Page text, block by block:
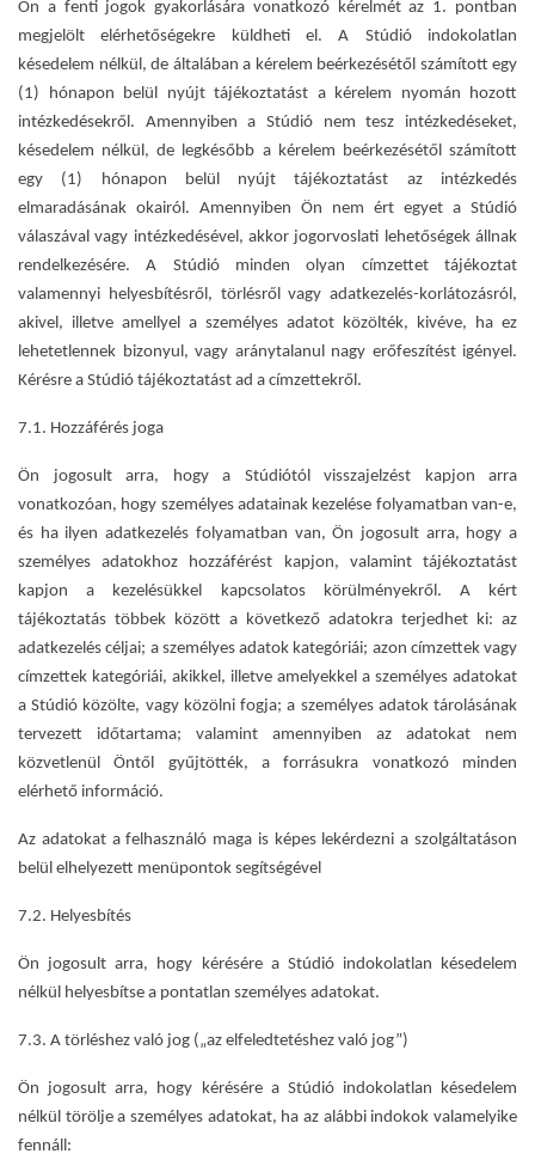
Ön a fenti jogok gyakorlására vonatkozó kérelmét az 1. pontban
megjelölt elérhetőségekre küldheti el. A Stúdió indokolatlan
késedelem nélkül, de általában a kérelem beérkezésétől számított egy
(1) hónapon belül nyújt tájékoztatást a kérelem nyomán hozott
intézkedésekről. Amennyiben a Stúdió nem tesz intézkedéseket,
késedelem nélkül, de legkésőbb a kérelem beérkezésétől számított
egy (1) hónapon belül nyújt tájékoztatást az intézkedés
elmaradásának okairól. Amennyiben Ön nem ért egyet a Stúdió
válaszával vagy intézkedésével, akkor jogorvoslati lehetőségek állnak
rendelkezésére. A Stúdió minden olyan címzettet tájékoztat
valamennyi helyesbítésről, törlésről vagy adatkezelés-korlátozásról,
akivel, illetve amellyel a személyes adatot közölték, kivéve, ha ez
lehetetlennek bizonyul, vagy aránytalanul nagy erőfeszítést igényel.
Kérésre a Stúdió tájékoztatást ad a címzettekről.
7.1. Hozzáférés joga
Ön jogosult arra, hogy a Stúdiótól visszajelzést kapjon arra
vonatkozóan, hogy személyes adatainak kezelése folyamatban van-e,
és ha ilyen adatkezelés folyamatban van, Ön jogosult arra, hogy a
személyes adatokhoz hozzáférést kapjon, valamint tájékoztatást
kapjon a kezelésükkel kapcsolatos körülményekről. A kért
tájékoztatás többek között a következő adatokra terjedhet ki: az
adatkezelés céljai; a személyes adatok kategóriái; azon címzettek vagy
címzettek kategóriái, akikkel, illetve amelyekkel a személyes adatokat
a Stúdió közölte, vagy közölni fogja; a személyes adatok tárolásának
tervezett időtartama; valamint amennyiben az adatokat nem
közvetlenül Öntől gyűjtötték, a forrásukra vonatkozó minden
elérhető információ.
Az adatokat a felhasználó maga is képes lekérdezni a szolgáltatáson
belül elhelyezett menüpontok segítségével
7.2. Helyesbítés
Ön jogosult arra, hogy kérésére a Stúdió indokolatlan késedelem
nélkül helyesbítse a pontatlan személyes adatokat.
7.3. A törléshez való jog („az elfeledtetéshez való jog”)
Ön jogosult arra, hogy kérésére a Stúdió indokolatlan késedelem
nélkül törölje a személyes adatokat, ha az alábbi indokok valamelyike
fennáll: